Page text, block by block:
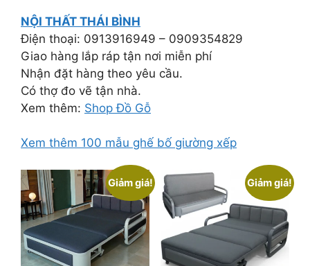
NỘI THẤT THÁI BÌNH
Điện thoại: 0913916949 – 0909354829
Giao hàng lắp ráp tận nơi miễn phí
Nhận đặt hàng theo yêu cầu.
Có thợ đo vẽ tận nhà.
Xem thêm: Shop Đồ Gỗ
Xem thêm 100 mẫu ghế bố giường xếp
Giảm giá! Giảm giá!